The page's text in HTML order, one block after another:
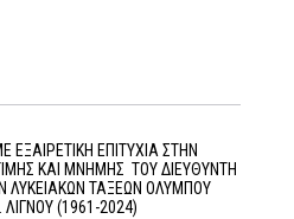
ΕΠΙΤΥΧΙΑ ΣΤΗΝ
ΚΑΙ ΜΝΗΜΗΣ ΤΟΥ ΔΙΕΥΘΥΝΤΗ
ΛΥΚΕΙΑΚΩΝ ΤΑΞΕΩΝ ΟΛΥΜΠΟΥ
(1961-2024)